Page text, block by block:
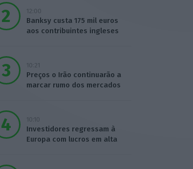
12:00
Banksy custa 175 mil euros
aos contribuintes ingleses
10:21
Preços o Irão continuarão a
marcar rumo dos mercados
10:10
Investidores regressam à
Europa com lucros em alta